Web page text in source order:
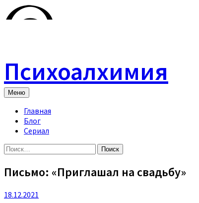
Skip
to
Психоалхимия
Меню
Главная
Блог
Сериал
Найти:
Письмо: «Приглашал на свадьбу»
18.12.2021